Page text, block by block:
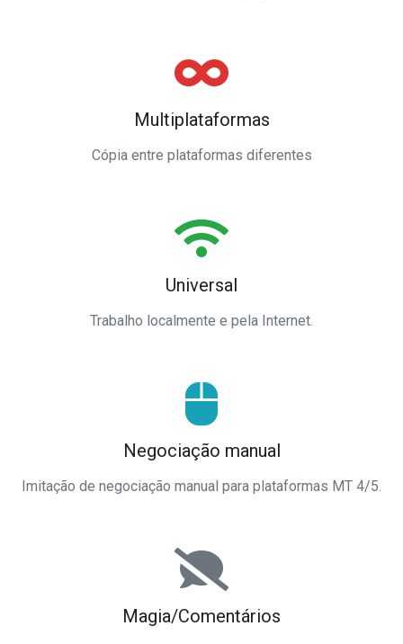
Multiplataformas
Cópia entre plataformas diferentes
Universal
Trabalho localmente e pela Internet.
Negociação manual
Imitação de negociação manual para plataformas MT 4/5.
Magia/Comentários